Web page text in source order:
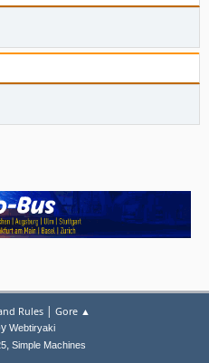
Rules| Gore ▲
Webtiryaki
, Simple Machines